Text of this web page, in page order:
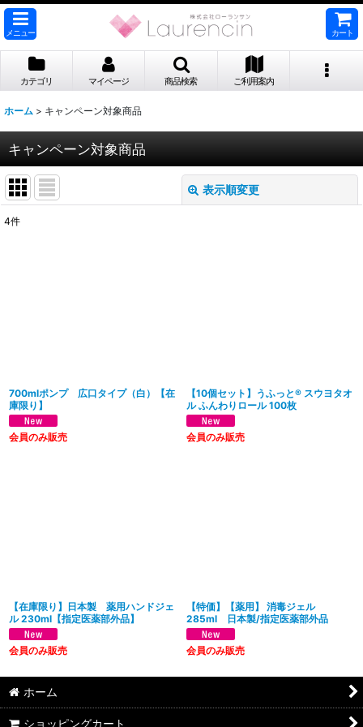
メニュー カート
カテゴリ マイページ 商品検索 ご利用案内
ホーム > キャンペーン対象商品
キャンペーン対象商品
表示順変更
4件
700mlポンプ 広口タイプ（白）【在
庫限り】
会員のみ販売
【10個セット】うふっと® スウヨタオ
ル ふんわりロール 100枚
会員のみ販売
【在庫限り】日本製 薬用ハンドジェ
ル 230ml【指定医薬部外品】
会員のみ販売
【特価】【薬用】 消毒ジェル
285ml 日本製/指定医薬部外品
会員のみ販売
ホーム
ショッピングカート